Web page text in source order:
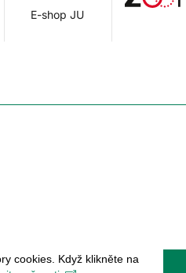
E-shop JU
cookies. Když klikněte na